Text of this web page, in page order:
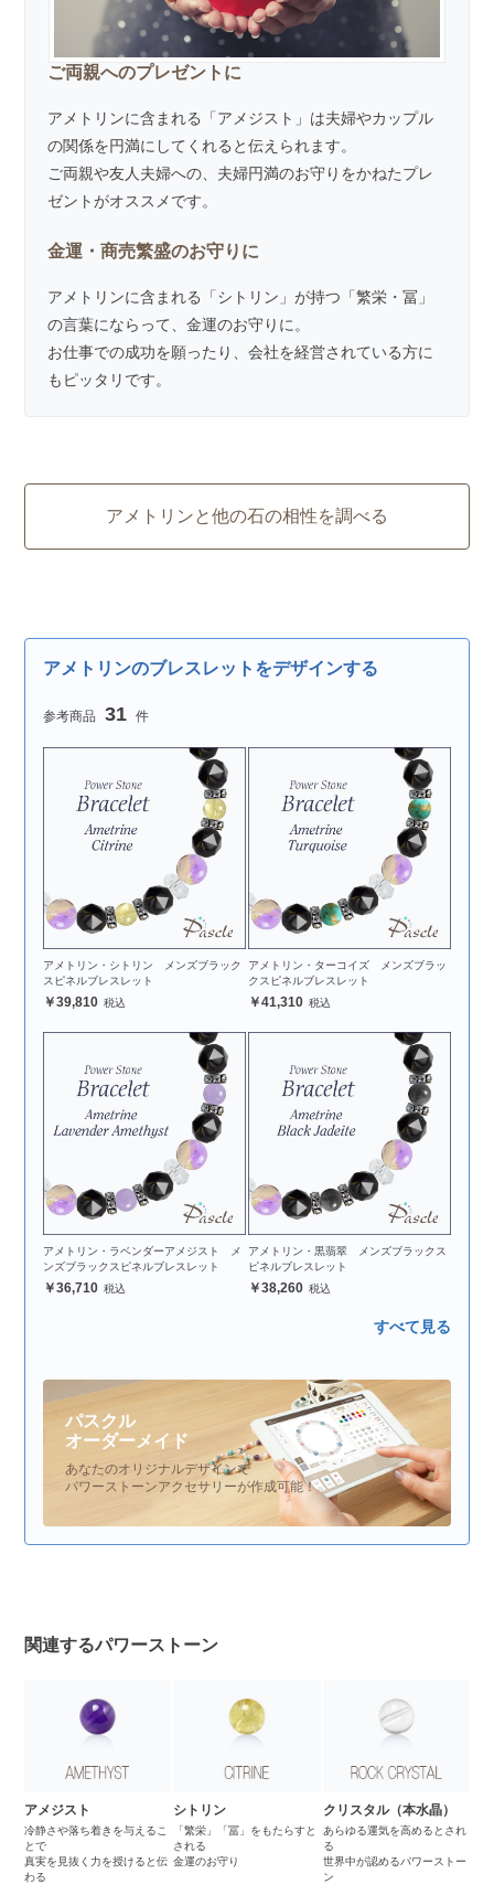
ご両親へのプレゼントに
アメトリンに含まれる「アメジスト」は夫婦やカップル
の関係を円満にしてくれると伝えられます。
ご両親や友人夫婦への、夫婦円満のお守りをかねたプレ
ゼントがオススメです。
金運・商売繁盛のお守りに
アメトリンに含まれる「シトリン」が持つ「繁栄・冨」
の言葉にならって、金運のお守りに。
お仕事での成功を願ったり、会社を経営されている方に
もピッタリです。
アメトリンと他の石の相性を調べる
アメトリンのブレスレットをデザインする
31
アメトリン・シトリン メンズブラック
スピネルブレスレット
39,810
アメトリン・ターコイズ メンズブラッ
クスピネルブレスレット
41,310
アメトリン・ラベンダーアメジスト メ
ンズブラックスピネルブレスレット
36,710
アメトリン・黒翡翠 メンズブラックス
ピネルブレスレット
38,260
すべて見る
パスクル
オーダーメイド
あなたのオリジナルデザインで
パワーストーンアクセサリーが作成可能！
関連するパワーストーン
アメジスト
冷静さや落ち着きを与えるこ
とで
真実を見抜く力を授けると伝
わる
シトリン
「繁栄」「冨」をもたらすと
される
金運のお守り
クリスタル（本水晶）
あらゆる運気を高めるとされ
る
世界中が認めるパワーストー
ン